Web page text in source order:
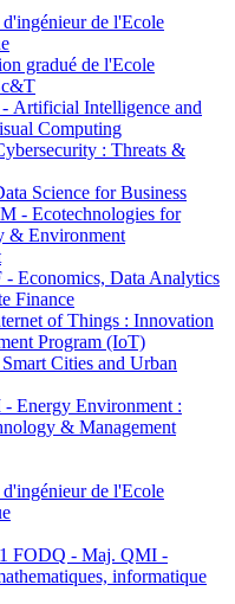
de l'Ecole
gradué de l'Ecole
Artificial Intelligence and
Computing
: Threats &
Science for Business
- Ecotechnologies for
& Environment
Economics, Data Analytics
Finance
of Things : Innovation
Program (IoT)
Cities and Urban
Energy Environment :
& Management
de l'Ecole
FODQ - Maj. QMI -
informatique